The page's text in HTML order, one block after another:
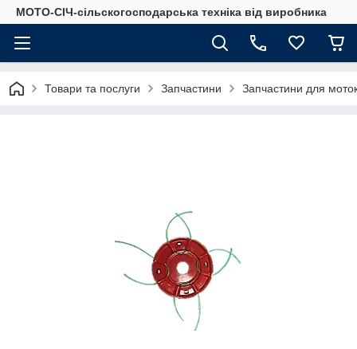
МОТО-СІЧ-сільскогосподарська техніка від виробника
Товари та послуги Запчастини Запчастини для